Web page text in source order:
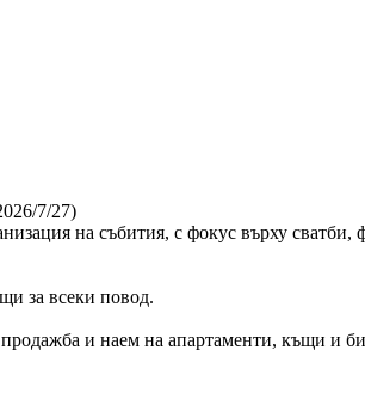
7/27)
на събития, с фокус върху
за всеки повод.
и наем на апартаменти, къщи и